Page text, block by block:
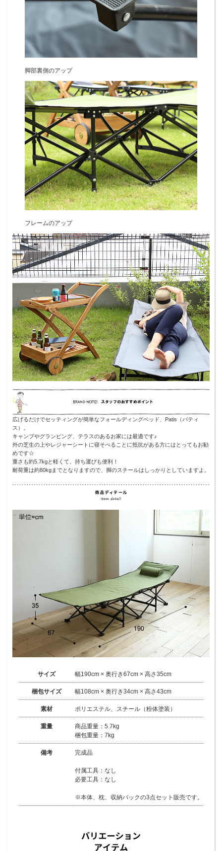
脚部裏側のアップ
フレームのアップ
広げるだけでセッティングが簡単なフォールディングベッド、Patis（パティ
ス）。
キャンプやグランピング、テラスのあるお家には最適です♪
外の芝生の上やレジャーシートに寝そべることに抵抗がある方にはとってもお勧
めです☆
重さも約5.7kgと軽くて、持ち運びも便利！
耐荷重は約80kgまでとなりますので、脚のスチールはしっかりとしていますよ。
サイズ 幅190cm × 奥行き67cm × 高さ35cm
梱包サイズ 幅108cm × 奥行き34cm × 高さ43cm
素材 ポリエステル、スチール（粉体塗装）
重量
商品重量：5.7kg
梱包重量：7kg
備考 完成品
付属工具：なし
必要工具：なし
※本体、枕、収納バックの3点セット販売です。